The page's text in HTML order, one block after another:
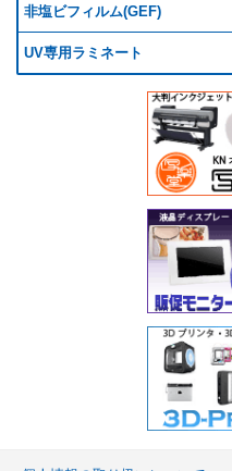
非塩ビフィルム(GEF)
UV専用ラミネート